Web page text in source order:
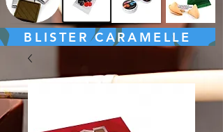
BLISTER CARAMELLE